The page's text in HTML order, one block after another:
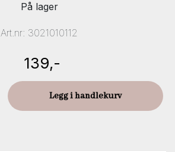
På lager
Art.nr: 3021010112
139,-
Legg i handlekurv